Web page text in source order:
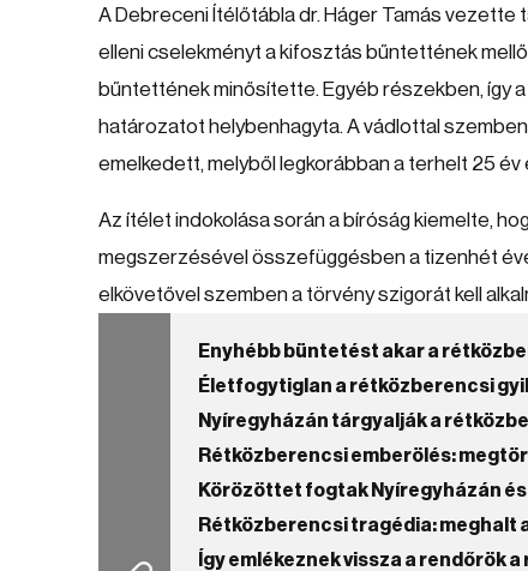
A Debreceni Ítélőtábla dr. Háger Tamás
elleni cselekményt a kifosztás bűntettének
bűntettének minősítette. Egyéb részekben, így
határozatot helybenhagyta. A vádlottal
emelkedett, melyből legkorábban a terhelt 25
Az ítélet indokolása során a bíróság kiemelte,
megszerzésével összefüggésben a tizenhét
elkövetővel szemben a törvény szigorát kell
Enyhébb büntetést akar a
Életfogytiglan a rétközberencsi
Nyíregyházán tárgyalják a
Rétközberencsi emberölés:
Körözöttet fogtak Nyíregyházán
Rétközberencsi tragédia: meghalt
Így emlékeznek vissza a rendőrök